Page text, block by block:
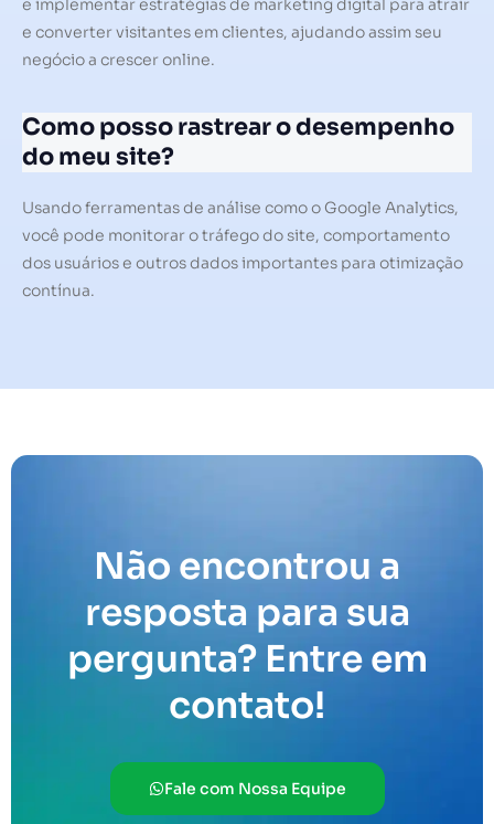
e implementar estratégias de marketing digital para atrair
e converter visitantes em clientes, ajudando assim seu
negócio a crescer online.
Como posso rastrear o desempenho
do meu site?
Usando ferramentas de análise como o Google Analytics,
você pode monitorar o tráfego do site, comportamento
dos usuários e outros dados importantes para otimização
contínua.
Não encontrou a
resposta para sua
pergunta? Entre em
contato!
Fale com Nossa Equipe